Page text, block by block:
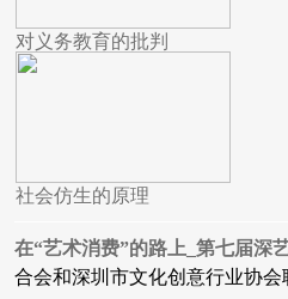
对义务教育的批判
社会仿生的原理
在“艺术消费”的路上_第七届深
合会和深圳市文化创意行业协会